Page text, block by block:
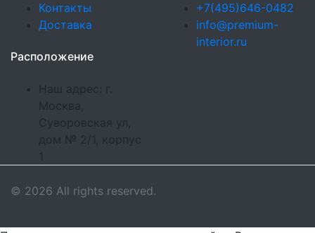
Контакты
Доставка
+7(495)646-0482
info@premium-
interior.ru
Расположение
Наш адрес: г.
Москва,
Суворовская ул,
дом № 2/1, корпус
© 2026 All rights reserved.